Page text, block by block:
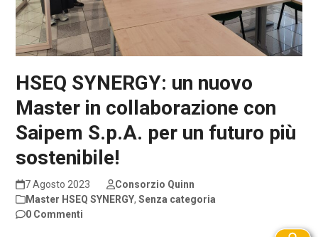
HSEQ SYNERGY: un nuovo
Master in collaborazione con
Saipem S.p.A. per un futuro più
sostenibile!
7 Agosto 2023
Consorzio Quinn
Master HSEQ SYNERGY,Senza categoria
0 Commenti